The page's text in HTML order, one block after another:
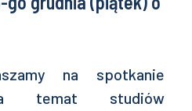
na spotkanie
temat studiów